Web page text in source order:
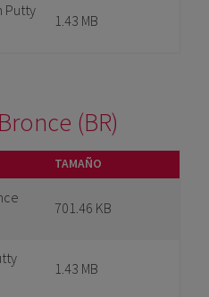
Putty
1.43 MB
(BR)
TAMAÑO
701.46 KB
1.43 MB